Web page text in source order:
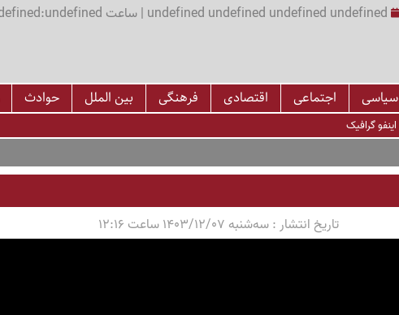
undefined undefined undefined undefined | ساعت undefined:undefined
سیاسی اجتماعی اقتصادی فرهنگی بین الملل حوادث
اینفو گرافیک
تاریخ انتشار :سه‌شنبه 1403/12/07 ساعت 12:16